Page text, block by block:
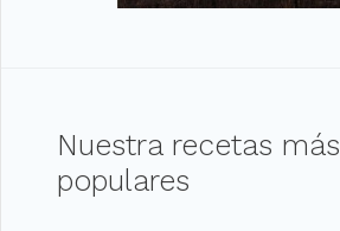
Nuestra recetas más
populares